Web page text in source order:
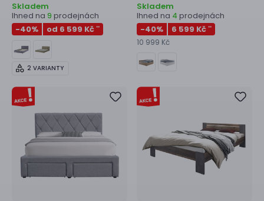
Skladem
Ihned na 9 prodejnách
-40% od 6 599 Kč **
2 VARIANTY
Skladem
Ihned na 4 prodejnách
-40% 6 599 Kč **
10 999 Kč